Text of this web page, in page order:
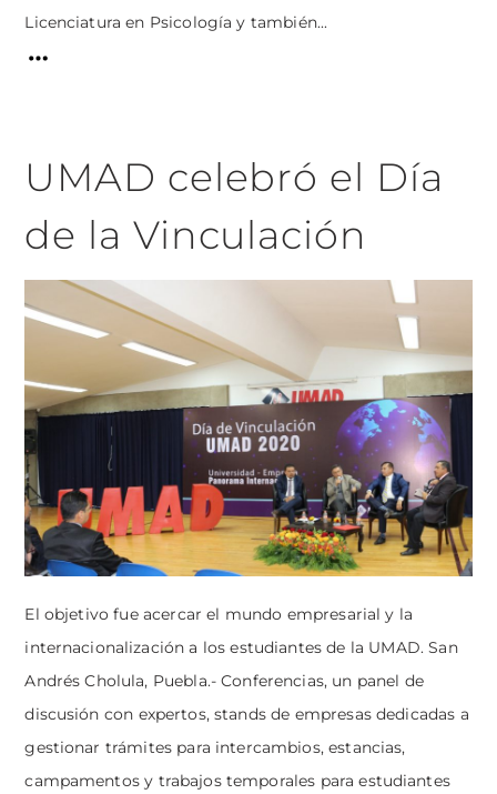
Licenciatura en Psicología y también...
UMAD celebró el Día
de la Vinculación
El objetivo fue acercar el mundo empresarial y la
internacionalización a los estudiantes de la UMAD. San
Andrés Cholula, Puebla.- Conferencias, un panel de
discusión con expertos, stands de empresas dedicadas a
gestionar trámites para intercambios, estancias,
campamentos y trabajos temporales para estudiantes